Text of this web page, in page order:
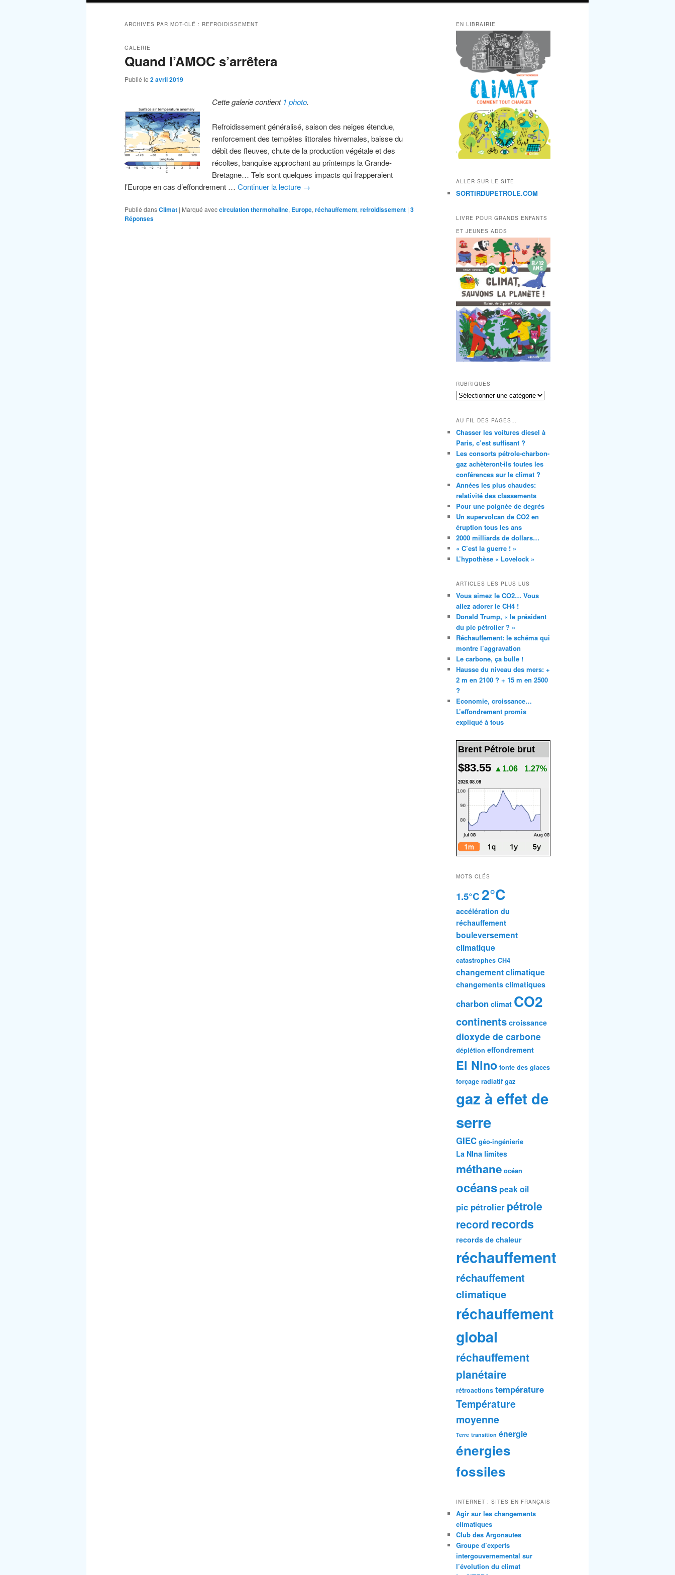
ARCHIVES PAR MOT-CLÉ : REFROIDISSEMENT
Quand l’AMOC s’arrêtera
GALERIE
Publié le 2 avril 2019
Cette galerie contient 1 photo.
Refroidissement généralisé, saison des neiges étendue,
renforcement des tempêtes littorales hivernales, baisse du
débit des fleuves, chute de la production végétale et des
récoltes, banquise approchant au printemps la Grande-
Bretagne… Tels sont quelques impacts qui frapperaient
l’Europe en cas d’effondrement … Continuer la lecture →
Publié dansClimat | Marqué aveccirculation thermohaline, Europe, réchauffement, refroidissement | 3
Réponses
EN LIBRAIRIE
ALLER SUR LE SITE
SORTIRDUPETROLE.COM
LIVRE POUR GRANDS ENFANTS
ET JEUNES ADOS
RUBRIQUES
RUBRIQUES
AU FIL DES PAGES…
Chasser les voitures diesel à
Paris, c’est suffisant ?
Les consorts pétrole-charbon-
gaz achèteront-ils toutes les
conférences sur le climat ?
Années les plus chaudes:
relativité des classements
Pour une poignée de degrés
Un supervolcan de CO2 en
éruption tous les ans
2000 milliards de dollars…
« C’est la guerre ! »
L’hypothèse « Lovelock »
ARTICLES LES PLUS LUS
Vous aimez le CO2… Vous
allez adorer le CH4 !
Donald Trump, « le président
du pic pétrolier ? »
Réchauffement: le schéma qui
montre l’aggravation
Le carbone, ça bulle !
Hausse du niveau des mers: +
2 m en 2100 ? + 15 m en 2500
?
Economie, croissance…
L’effondrement promis
expliqué à tous
Brent Pétrole brut
$83.55 ▲1.06 1.27%
2026.08.08
MOTS CLÉS
1.5°C2°C
accélération du
réchauffement
bouleversement
climatique
catastrophes CH4
changement climatique
changements climatiques
charbon climat CO2
continents croissance
dioxyde de carbone
déplétion effondrement
El Nino fonte des glaces
forçage radiatif gaz
gaz à effet de
serre
GIEC géo-ingénierie
La NIna limites
méthane océan
océans peak oil
pic pétrolier pétrole
record records
records de chaleur
réchauffement
réchauffement
climatique
réchauffement
global
réchauffement
planétaire
rétroactions température
Température
moyenne
Terre transition énergie
énergies
fossiles
INTERNET : SITES EN FRANÇAIS
Agir sur les changements
climatiques
Club des Argonautes
Groupe d’experts
intergouvernemental sur
l’évolution du climat